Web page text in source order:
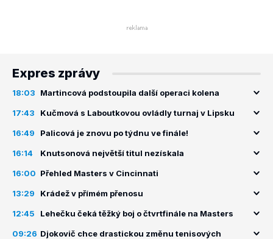
Expres zprávy
18:03 Martincová podstoupila další operaci kolena
17:43 Kučmová s Laboutkovou ovládly turnaj v Lipsku
16:49 Palicová je znovu po týdnu ve finále!
16:14 Knutsonová největší titul nezískala
16:00 Přehled Masters v Cincinnati
13:29 Krádež v přímém přenosu
12:45 Lehečku čeká těžký boj o čtvrtfinále na Masters
09:26 Djokovič chce drastickou změnu tenisových